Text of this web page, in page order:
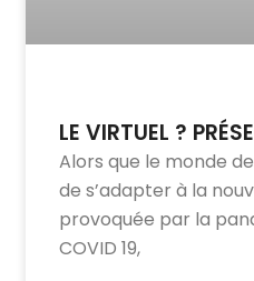
LE VIRTUEL ?
Alors que le monde
de s’adapter à la
provoquée par la
COVID 19,